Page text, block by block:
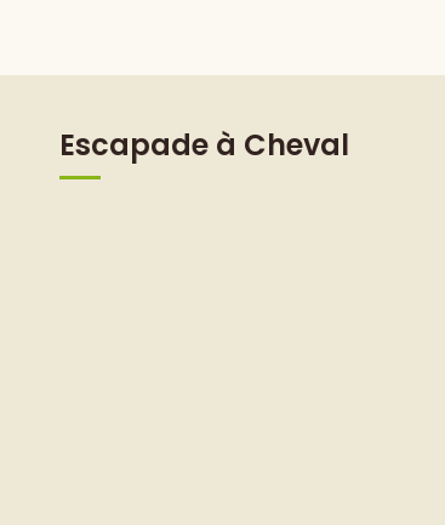
Escapade à Cheval